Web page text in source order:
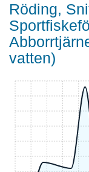
Röding,
vatten)